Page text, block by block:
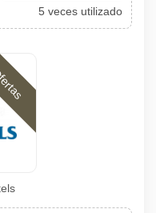
5 veces utilizado